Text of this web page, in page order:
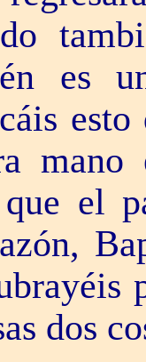
es
esto
el
dos